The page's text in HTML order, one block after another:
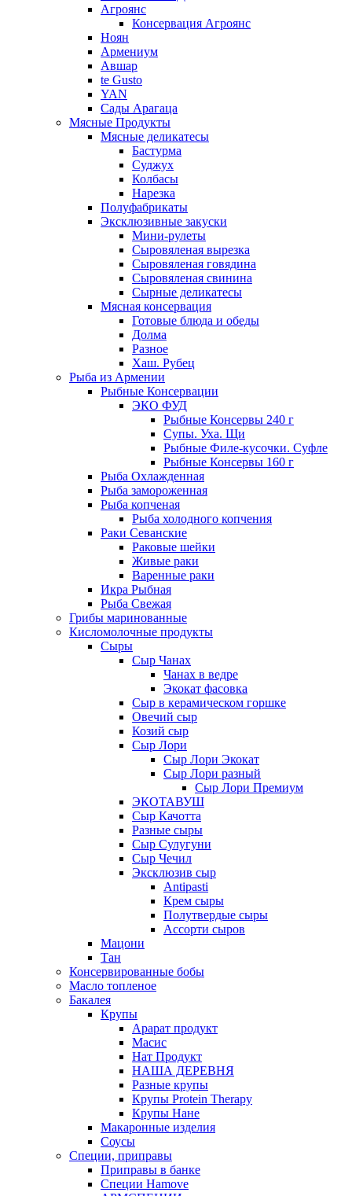
Агроянс
Консервация Агроянс
Ноян
Армениум
Авшар
te Gusto
YAN
Сады Арагаца
Мясные Продукты
Мясные деликатесы
Бастурма
Суджух
Колбасы
Нарезка
Полуфабрикаты
Эксклюзивные закуски
Мини-рулеты
Сыровяленая вырезка
Сыровяленая говядина
Сыровяленая свинина
Сырные деликатесы
Мясная консервация
Готовые блюда и обеды
Долма
Разное
Хаш. Рубец
Рыба из Армении
Рыбные Консервации
ЭКО ФУД
Рыбные Консервы 240 г
Супы. Уха. Щи
Рыбные Филе-кусочки. Суфле
Рыбные Консервы 160 г
Рыба Охлажденная
Рыба замороженная
Рыба копченая
Рыба холодного копчения
Раки Севанские
Раковые шейки
Живые раки
Варенные раки
Икра Рыбная
Рыба Свежая
Грибы маринованные
Кисломолочные продукты
Сыры
Сыр Чанах
Чанах в ведре
Экокат фасовка
Сыр в керамическом горшке
Овечий сыр
Козий сыр
Сыр Лори
Сыр Лори Экокат
Сыр Лори разный
Сыр Лори Премиум
ЭКОТАВУШ
Сыр Качотта
Разные сыры
Сыр Сулугуни
Сыр Чечил
Эксклюзив сыр
Antipasti
Крем сыры
Полутвердые сыры
Ассорти сыров
Мацони
Тан
Консервированные бобы
Масло топленое
Бакалея
Крупы
Арарат продукт
Масис
Нат Продукт
НАША ДЕРЕВНЯ
Разные крупы
Крупы Protein Therapy
Крупы Нане
Макаронные изделия
Соусы
Специи, приправы
Приправы в банке
Специи Hamove